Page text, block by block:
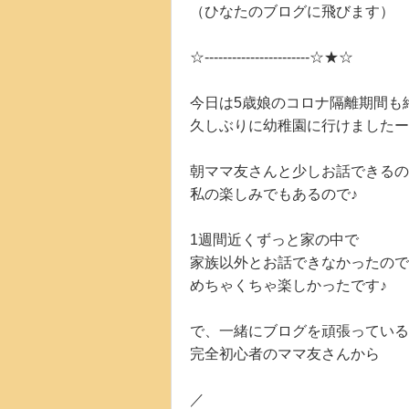
（ひなたのブログに飛びます）
☆-----------------------☆★☆
今日は5歳娘のコロナ隔離期間も
久しぶりに幼稚園に行けましたー
朝ママ友さんと少しお話できる
私の楽しみでもあるので♪
1週間近くずっと家の中で
家族以外とお話できなかったので
めちゃくちゃ楽しかったです♪
で、一緒にブログを頑張っている
完全初心者のママ友さんから
／